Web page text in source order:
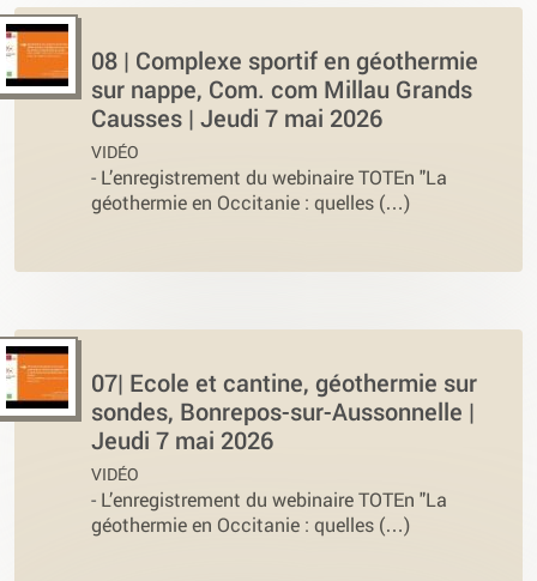
08 | Complexe sportif en géothermie
sur nappe, Com. com Millau Grands
Causses | Jeudi 7 mai 2026
VIDÉO
- L’enregistrement du webinaire TOTEn "La
géothermie en Occitanie : quelles (…)
07| Ecole et cantine, géothermie sur
sondes, Bonrepos-sur-Aussonnelle |
Jeudi 7 mai 2026
VIDÉO
- L’enregistrement du webinaire TOTEn "La
géothermie en Occitanie : quelles (…)